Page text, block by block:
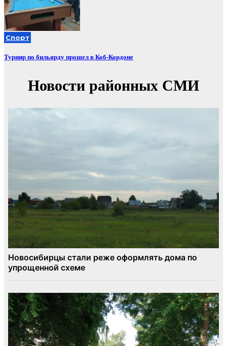
Спорт
Турнир по бильярду прошел в Коб-Кордоне